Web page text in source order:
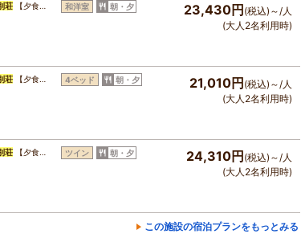
荘【夕食… 和洋室 朝・夕 23,430円 (税込)～/人
(大人2名利用時)
荘【夕食… 4ベッド 朝・夕 21,010円 (税込)～/人
(大人2名利用時)
荘【夕食… ツイン 朝・夕 24,310円 (税込)～/人
(大人2名利用時)
この施設の宿泊プランをもっとみる